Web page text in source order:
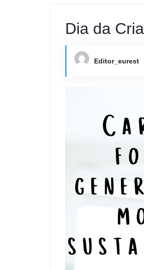
Dia da
Editor_eurest